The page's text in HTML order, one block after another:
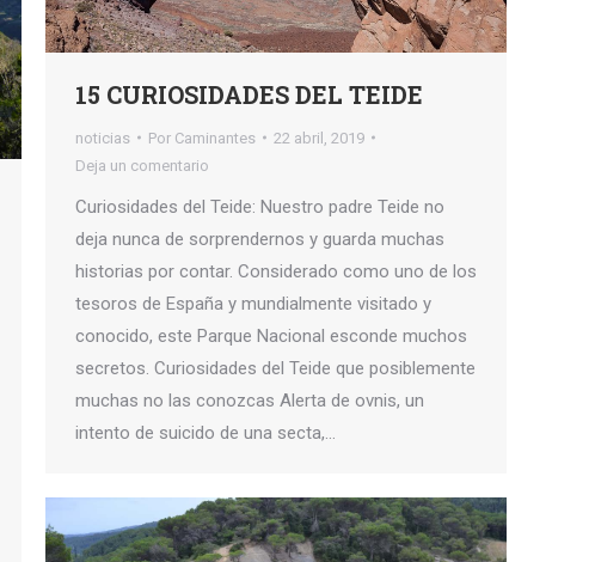
15 CURIOSIDADES DEL TEIDE
noticias Por Caminantes
22 abril, 2019
Deja un comentario
Curiosidades del Teide: Nuestro padre Teide no
deja nunca de sorprendernos y guarda muchas
historias por contar. Considerado como uno de los
tesoros de España y mundialmente visitado y
conocido, este Parque Nacional esconde muchos
secretos. Curiosidades del Teide que posiblemente
muchas no las conozcas Alerta de ovnis, un
intento de suicido de una secta,…